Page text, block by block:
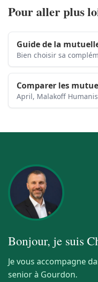
Pour aller plus
Guide de la
Bien choisir sa
Comparer les
April, Malakoff
Bonjour, je suis
Je vous accompagne
senior à Gourdon.